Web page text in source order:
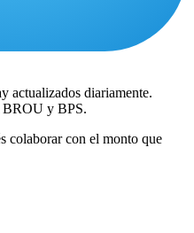
actualizados diariamente.
y BPS.
colaborar con el monto que